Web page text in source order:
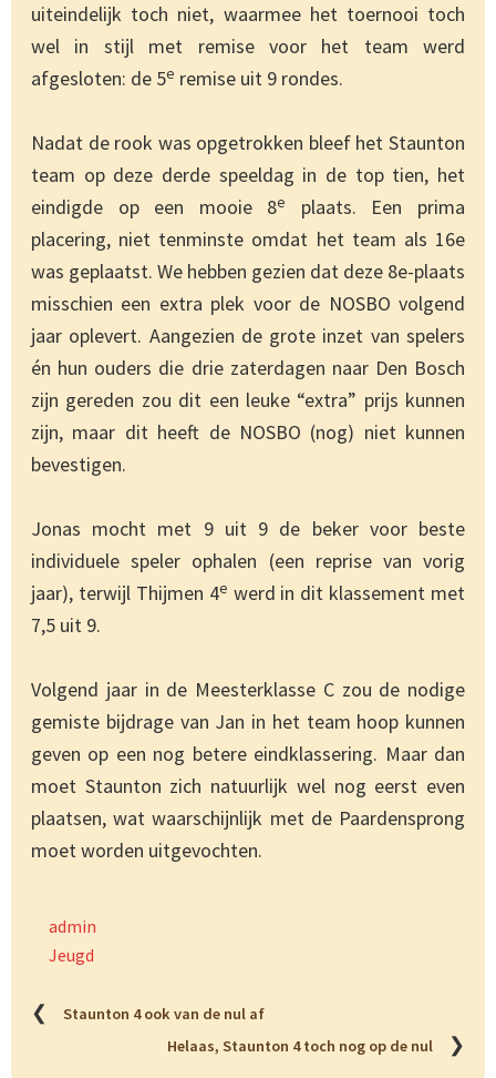
uiteindelijk toch niet, waarmee het toernooi toch
wel in stijl met remise voor het team werd
afgesloten: de 5e remise uit 9 rondes.
Nadat de rook was opgetrokken bleef het Staunton
team op deze derde speeldag in de top tien, het
eindigde op een mooie 8e
plaats. Een prima
placering, niet tenminste omdat het team als 16e
was geplaatst. We hebben gezien dat deze 8e-plaats
misschien een extra plek voor de NOSBO volgend
jaar oplevert. Aangezien de grote inzet van spelers
én hun ouders die drie zaterdagen naar Den Bosch
zijn gereden zou dit een leuke “extra” prijs kunnen
zijn, maar dit heeft de NOSBO (nog) niet kunnen
bevestigen.
Jonas mocht met 9 uit 9 de beker voor beste
individuele speler ophalen (een reprise van vorig
jaar), terwijl Thijmen 4e werd in dit klassement met
7,5 uit 9.
Volgend jaar in de Meesterklasse C zou de nodige
gemiste bijdrage van Jan in het team hoop kunnen
geven op een nog betere eindklassering. Maar dan
moet Staunton zich natuurlijk wel nog eerst even
plaatsen, wat waarschijnlijk met de Paardensprong
moet worden uitgevochten.
admin
Jeugd
❮
Staunton 4 ook van de nul af
Helaas, Staunton 4 toch nog op de nul
❯